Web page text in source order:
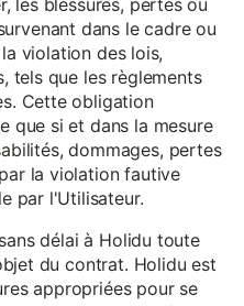
les blessures, pertes ou
dans le cadre ou
violation des lois,
tels que les règlements
Cette obligation
que si et dans la mesure
dommages, pertes
la violation fautive
par l'Utilisateur.
délai à Holidu toute
du contrat. Holidu est
appropriées pour se